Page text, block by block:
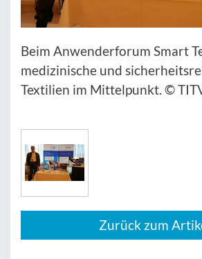
Beim Anwenderforum Smart
medizinische und
Textilien im Mittelpunkt. ©
Zurück zum